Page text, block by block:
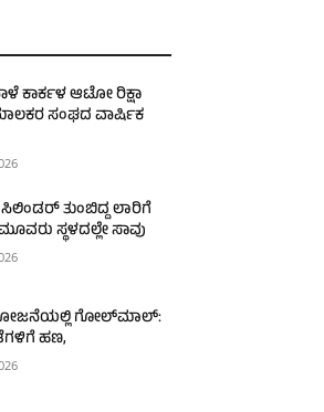
ಕಾರ್ಕಳ ಆಟೋ ರಿಕ್ಷಾ
ಸಂಘದ ವಾರ್ಷಿಕ
ತುಂಬಿದ್ದ ಲಾರಿಗೆ
ಸ್ಥಳದಲ್ಲೇ ಸಾವು
ಯೋಜನೆಯಲ್ಲಿ ಗೋಲ್‌ಮಾಲ್:
ಹಣ,